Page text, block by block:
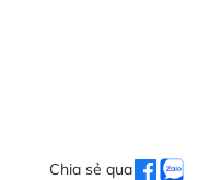
Chia sẻ qua